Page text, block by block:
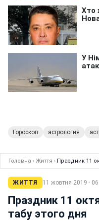
Гороскоп астрология
Головна › Життя › Праздник 11
ЖИТТЯ 11 жовтня 2019 ·
Праздник 11
табу этого дня